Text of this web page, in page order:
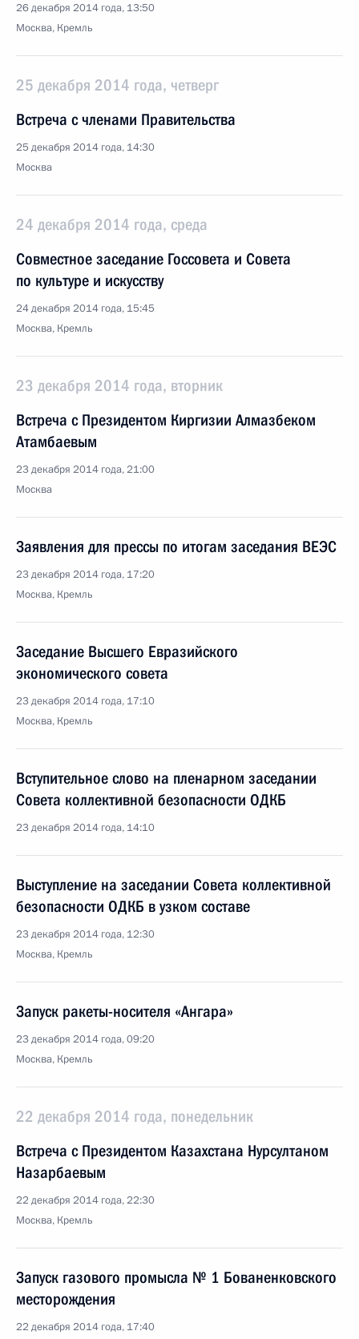
26 декабря 2014 года, 13:50
Москва, Кремль
25 декабря 2014 года, четверг
Встреча с членами Правительства
25 декабря 2014 года, 14:30
Москва
24 декабря 2014 года, среда
Совместное заседание Госсовета и Совета
по культуре и искусству
24 декабря 2014 года, 15:45
Москва, Кремль
23 декабря 2014 года, вторник
Встреча с Президентом Киргизии Алмазбеком
Атамбаевым
23 декабря 2014 года, 21:00
Москва
Заявления для прессы по итогам заседания ВЕЭС
23 декабря 2014 года, 17:20
Москва, Кремль
Заседание Высшего Евразийского
экономического совета
23 декабря 2014 года, 17:10
Москва, Кремль
Вступительное слово на пленарном заседании
Совета коллективной безопасности ОДКБ
23 декабря 2014 года, 14:10
Выступление на заседании Совета коллективной
безопасности ОДКБ в узком составе
23 декабря 2014 года, 12:30
Москва, Кремль
Запуск ракеты-носителя «Ангара»
23 декабря 2014 года, 09:20
Москва, Кремль
22 декабря 2014 года, понедельник
Встреча с Президентом Казахстана Нурсултаном
Назарбаевым
22 декабря 2014 года, 22:30
Москва, Кремль
Запуск газового промысла № 1 Бованенковского
месторождения
22 декабря 2014 года, 17:40